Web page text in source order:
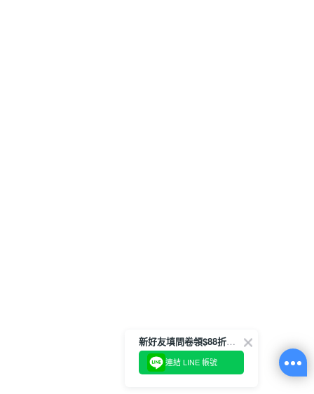
新好友填問卷領$88折扣金
連結 LINE 帳號